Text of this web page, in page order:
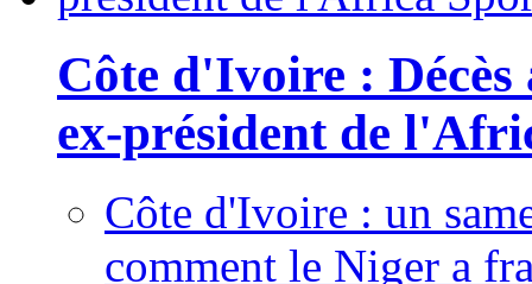
Côte d'Ivoire :
ex-président de
Côte d'Ivoire : un
comment le Niger a